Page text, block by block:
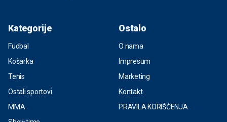
Kategorije
Fudbal
Košarka
Tenis
Ostali sportovi
MMA
Ostalo
O nama
Impresum
Marketing
Kontakt
PRAVILA KORIŠĆENJA